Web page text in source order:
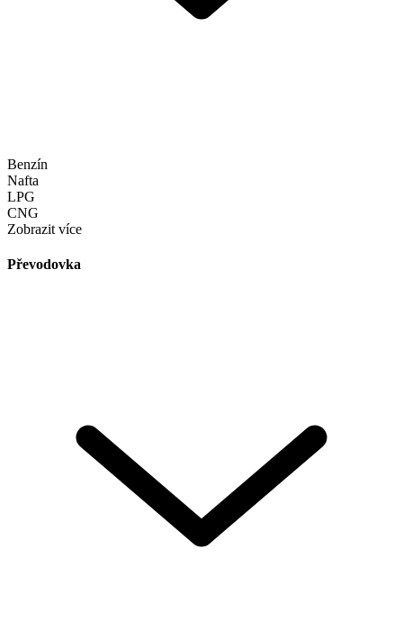
Benzín
Nafta
LPG
CNG
Zobrazit více
Převodovka